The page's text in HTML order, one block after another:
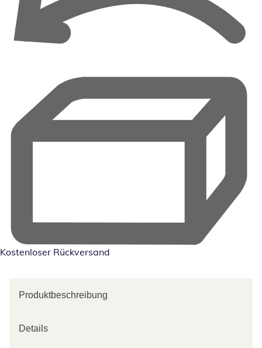
Kostenloser Rückversand
Produktbeschreibung
Details